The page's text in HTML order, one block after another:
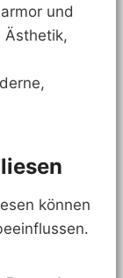
und
Ästhetik,
können